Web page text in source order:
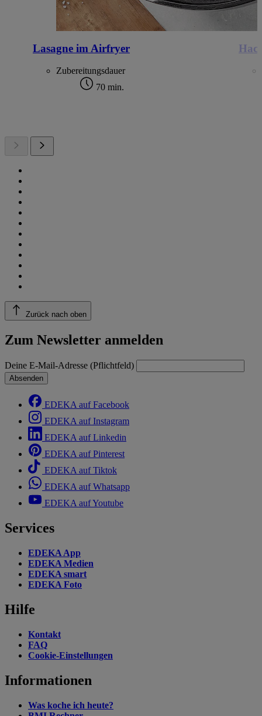
Lasagne im Airfryer
Zubereitungsdauer
70 min.
Zurück nach oben
Zum Newsletter anmelden
Deine E-Mail-Adresse (Pflichtfeld)
Absenden
EDEKA auf Facebook
EDEKA auf Instagram
EDEKA auf Linkedin
EDEKA auf Pinterest
EDEKA auf Tiktok
EDEKA auf Whatsapp
EDEKA auf Youtube
Services
EDEKA App
EDEKA Medien
EDEKA smart
EDEKA Foto
Hilfe
Kontakt
FAQ
Cookie-Einstellungen
Informationen
Was koche ich heute?